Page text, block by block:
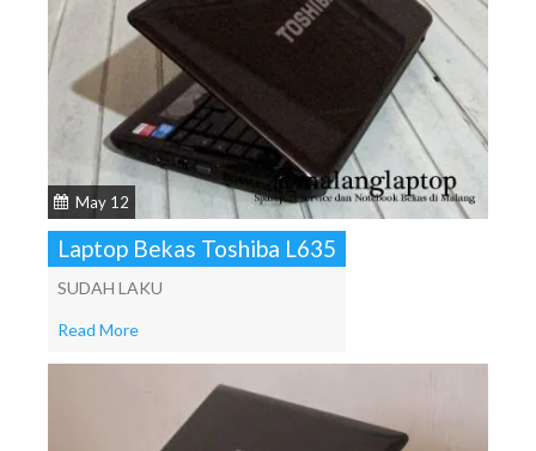
May 12
Laptop Bekas Toshiba L635
SUDAH LAKU
Read More